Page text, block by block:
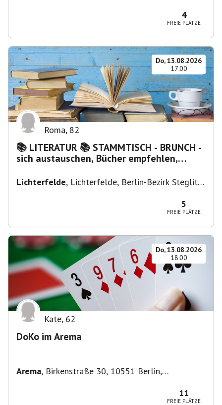
4
FREIE PLÄTZE
Do, 13.08.2026
17:00
Roma, 82
📚 LITERATUR 📚 STAMMTISCH - BRUNCH -
sich austauschen, Bücher empfehlen,
Lichterfelde, Lichterfelde, Berlin-Bezirk Steglitz-
5
FREIE PLÄTZE
Do, 13.08.2026
18:00
Kate, 62
DoKo im Arema
Arema, Birkenstraße 30, 10551 Berlin,
11
FREIE PLÄTZE